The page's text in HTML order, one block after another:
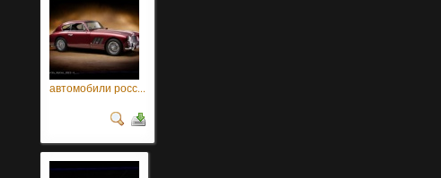
автомобили росс...